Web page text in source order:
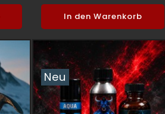
In den Warenkorb
Neu